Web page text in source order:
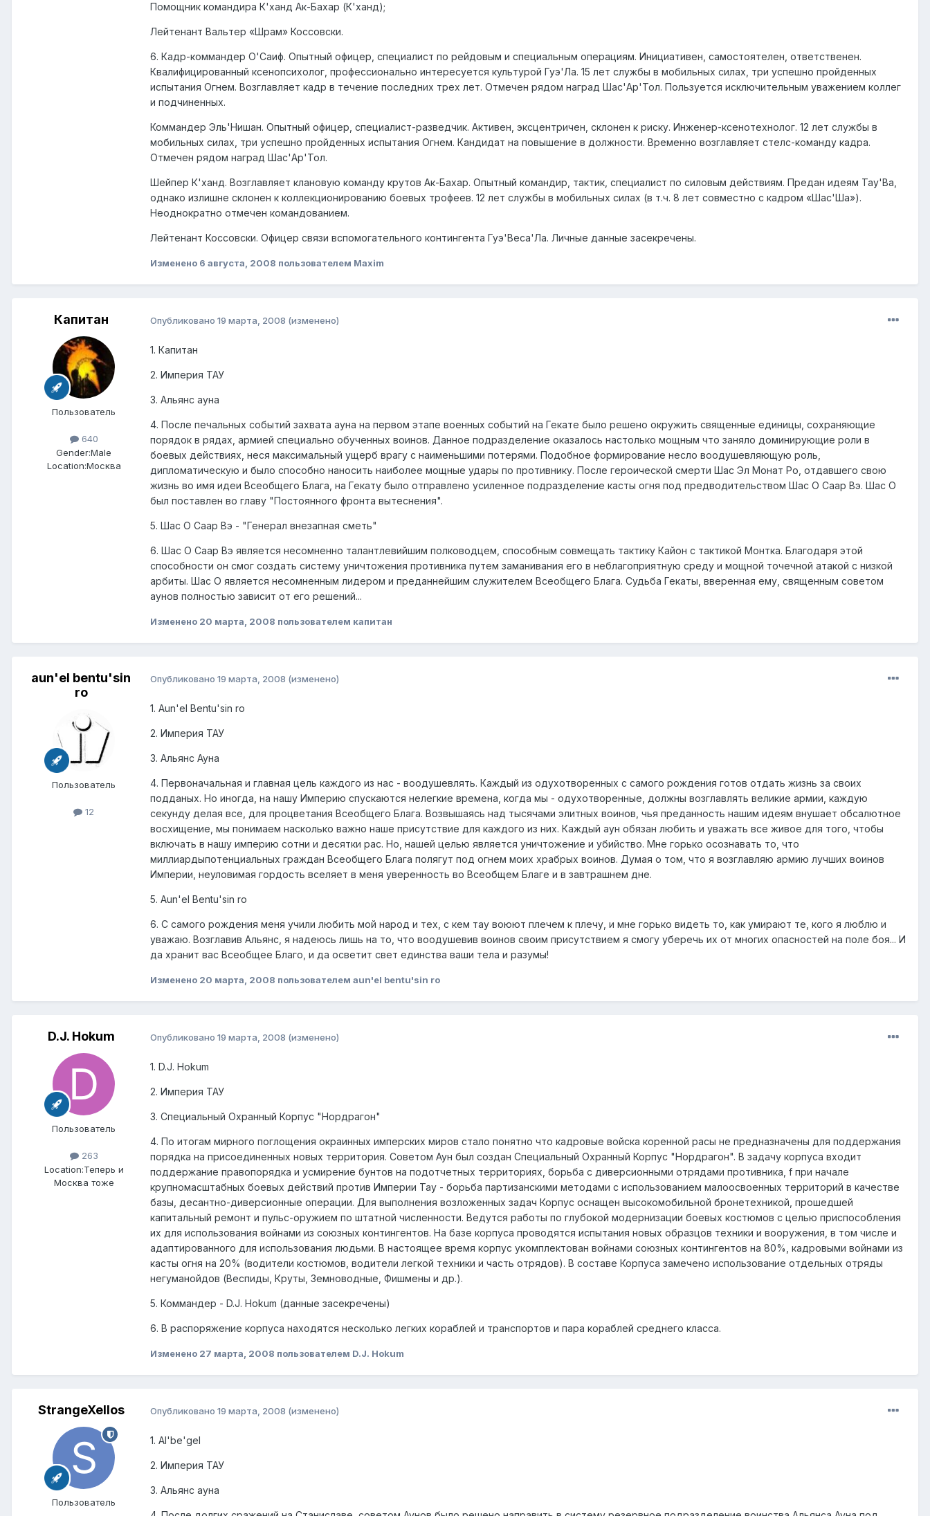
Помощник командира К'ханд Ак-Бахар (К'ханд);
Лейтенант Вальтер «Шрам» Коссовски.
6. Кадр-коммандер О'Саиф. Опытный офицер, специалист по рейдовым и специальным операциям. Инициативен, самостоятелен, ответственен.
Квалифицированный ксенопсихолог, профессионально интересуется культурой Гуэ'Ла. 15 лет службы в мобильных силах, три успешно пройденных
испытания Огнем. Возглавляет кадр в течение последних трех лет. Отмечен рядом наград Шас'Ар'Тол. Пользуется исключительным уважением коллег
и подчиненных.
Коммандер Эль'Нишан. Опытный офицер, специалист-разведчик. Активен, эксцентричен, склонен к риску. Инженер-ксенотехнолог. 12 лет службы в
мобильных силах, три успешно пройденных испытания Огнем. Кандидат на повышение в должности. Временно возглавляет стелс-команду кадра.
Отмечен рядом наград Шас'Ар'Тол.
Шейпер К'ханд. Возглавляет клановую команду крутов Ак-Бахар. Опытный командир, тактик, специалист по силовым действиям. Предан идеям Тау'Ва,
однако излишне склонен к коллекционированию боевых трофеев. 12 лет службы в мобильных силах (в т.ч. 8 лет совместно с кадром «Шас'Ша»).
Неоднократно отмечен командованием.
Лейтенант Коссовски. Офицер связи вспомогательного контингента Гуэ'Веса'Ла. Личные данные засекречены.
Изменено 6 августа, 2008 пользователем Maxim
Капитан
Пользователь
640
Gender:Male
Location:Москва
Опубликовано 19 марта, 2008 (изменено)
1. Капитан
2. Империя ТАУ
3. Альянс ауна
4. После печальных событий захвата ауна на первом этапе военных событий на Гекате было решено окружить священные единицы, сохраняющие
порядок в рядах, армией специально обученных воинов. Данное подразделение оказалось настолько мощным что заняло доминирующие роли в
боевых действиях, неся максимальный ущерб врагу с наименьшими потерями. Подобное формирование несло воодушевляющую роль,
дипломатическую и было способно наносить наиболее мощные удары по противнику. После героической смерти Шас Эл Монат Ро, отдавшего свою
жизнь во имя идеи Всеобщего Блага, на Гекату было отправлено усиленное подразделение касты огня под предводительством Шас О Саар Вэ. Шас О
был поставлен во главу "Постоянного фронта вытеснения".
5. Шас О Саар Вэ - "Генерал внезапная сметь"
6. Шас О Саар Вэ является несомненно талантлевийшим полководцем, способным совмещать тактику Кайон с тактикой Монтка. Благодаря этой
способности он смог создать систему уничтожения противника путем заманивания его в неблагоприятную среду и мощной точечной атакой с низкой
арбиты. Шас О является несомненным лидером и преданнейшим служителем Всеобщего Блага. Судьба Гекаты, вверенная ему, священным советом
аунов полностью зависит от его решений...
Изменено 20 марта, 2008 пользователем капитан
aun'el bentu'sin
ro
Пользователь
12
Опубликовано 19 марта, 2008 (изменено)
1. Aun'el Bentu'sin ro
2. Империя ТАУ
3. Альянс Ауна
4. Первоначальная и главная цель каждого из нас - воодушевлять. Каждый из одухотворенных с самого рождения готов отдать жизнь за своих
подданых. Но иногда, на нашу Империю спускаются нелегкие времена, когда мы - одухотворенные, должны возглавлять великие армии, каждую
секунду делая все, для процветания Всеобщего Блага. Возвышаясь над тысячами элитных воинов, чья преданность нашим идеям внушает обсалютное
восхищение, мы понимаем насколько важно наше присутствие для каждого из них. Каждый аун обязан любить и уважать все живое для того, чтобы
включать в нашу империю сотни и десятки рас. Но, нашей целью является уничтожение и убийство. Мне горько осознавать то, что
миллиардыпотенциальных граждан Всеобщего Блага полягут под огнем моих храбрых воинов. Думая о том, что я возглавляю армию лучших воинов
Империи, неуловимая гордость вселяет в меня уверенность во Всеобщем Благе и в завтрашнем дне.
5. Aun'el Bentu'sin ro
6. С самого рождения меня учили любить мой народ и тех, с кем тау воюют плечем к плечу, и мне горько видеть то, как умирают те, кого я люблю и
уважаю. Возглавив Альянс, я надеюсь лишь на то, что воодушевив воинов своим присутствием я смогу уберечь их от многих опасностей на поле боя... И
да хранит вас Всеобщее Благо, и да осветит свет единства ваши тела и разумы!
Изменено 20 марта, 2008 пользователем aun'el bentu'sin ro
D.J. Hokum
Пользователь
263
Location:Теперь и
Москва тоже
Опубликовано 19 марта, 2008 (изменено)
1. D.J. Hokum
2. Империя ТАУ
3. Специальный Охранный Корпус "Нордрагон"
4. По итогам мирного поглощения окраинных имперских миров стало понятно что кадровые войска коренной расы не предназначены для поддержания
порядка на присоединенных новых территория. Советом Аун был создан Специальный Охранный Корпус "Нордрагон". В задачу корпуса входит
поддержание правопорядка и усмирение бунтов на подотчетных территориях, борьба с диверсионными отрядами противника, f при начале
крупномасштабных боевых действий против Империи Тау - борьба партизанскими методами с использованием малоосвоенных территорий в качестве
базы, десантно-диверсионные операции. Для выполнения возложенных задач Корпус оснащен высокомобильной бронетехникой, прошедшей
капитальный ремонт и пульс-оружием по штатной численности. Ведутся работы по глубокой модернизации боевых костюмов с целью приспособления
их для использования войнами из союзных контингентов. На базе корпуса проводятся испытания новых образцов техники и вооружения, в том числе и
адаптированного для использования людьми. В настоящее время корпус укомплектован войнами союзных контингентов на 80%, кадровыми войнами из
касты огня на 20% (водители костюмов, водители легкой техники и часть отрядов). В составе Корпуса замечено использование отдельных отряды
негуманойдов (Веспиды, Круты, Земноводные, Фишмены и др.).
5. Коммандер - D.J. Hokum (данные засекречены)
6. В распоряжение корпуса находятся несколько легких кораблей и транспортов и пара кораблей среднего класса.
Изменено 27 марта, 2008 пользователем D.J. Hokum
StrangeXellos
Пользователь
Опубликовано 19 марта, 2008 (изменено)
1. Al'be'gel
2. Империя ТАУ
3. Альянс ауна